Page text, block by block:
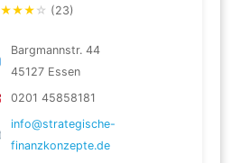
★★★ ☆ (23)
Bargmannstr. 44
45127 Essen
0201 45858181
info@strategische-
finanzkonzepte.de